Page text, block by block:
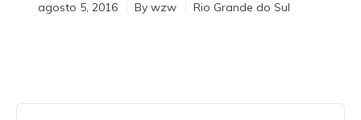
agosto 5, 2016 By wzw Rio Grande do Sul